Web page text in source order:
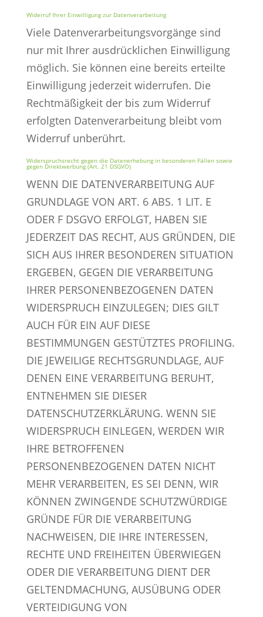
Widerruf Ihrer Einwilligung zur Datenverarbeitung
Viele Datenverarbeitungsvorgänge sind
nur mit Ihrer ausdrücklichen Einwilligung
möglich. Sie können eine bereits erteilte
Einwilligung jederzeit widerrufen. Die
Rechtmäßigkeit der bis zum Widerruf
erfolgten Datenverarbeitung bleibt vom
Widerruf unberührt.
Widerspruchsrecht gegen die Datenerhebung in besonderen Fällen sowie
gegen Direktwerbung (Art. 21 DSGVO)
WENN DIE DATENVERARBEITUNG AUF
GRUNDLAGE VON ART. 6 ABS. 1 LIT. E
ODER F DSGVO ERFOLGT, HABEN SIE
JEDERZEIT DAS RECHT, AUS GRÜNDEN, DIE
SICH AUS IHRER BESONDEREN SITUATION
ERGEBEN, GEGEN DIE VERARBEITUNG
IHRER PERSONENBEZOGENEN DATEN
WIDERSPRUCH EINZULEGEN; DIES GILT
AUCH FÜR EIN AUF DIESE
BESTIMMUNGEN GESTÜTZTES PROFILING.
DIE JEWEILIGE RECHTSGRUNDLAGE, AUF
DENEN EINE VERARBEITUNG BERUHT,
ENTNEHMEN SIE DIESER
DATENSCHUTZERKLÄRUNG. WENN SIE
WIDERSPRUCH EINLEGEN, WERDEN WIR
IHRE BETROFFENEN
PERSONENBEZOGENEN DATEN NICHT
MEHR VERARBEITEN, ES SEI DENN, WIR
KÖNNEN ZWINGENDE SCHUTZWÜRDIGE
GRÜNDE FÜR DIE VERARBEITUNG
NACHWEISEN, DIE IHRE INTERESSEN,
RECHTE UND FREIHEITEN ÜBERWIEGEN
ODER DIE VERARBEITUNG DIENT DER
GELTENDMACHUNG, AUSÜBUNG ODER
VERTEIDIGUNG VON